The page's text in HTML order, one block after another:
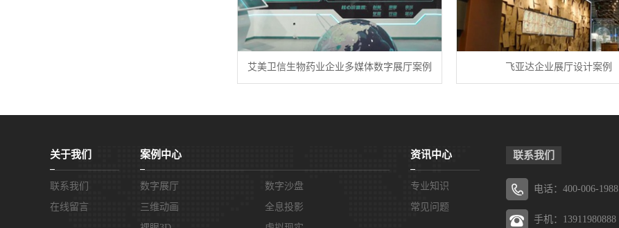
艾美卫信生物药业企业多媒体数字展厅案例 飞亚达企业展厅设计案例
关于我们
联系我们
在线留言
案例中心
数字展厅
数字沙盘
三维动画
全息投影
资讯中心
专业知识
常见问题
联系我们
电话：400-006-1988
手机：13911980888